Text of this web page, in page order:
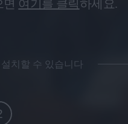
여기를 클릭하세요.
치할 수 있습니다